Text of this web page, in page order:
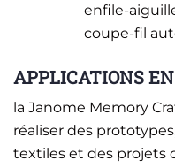
enfile-
coupe-fil
APPLICATIONS
la Janome Memory
réaliser des
textiles et des projets